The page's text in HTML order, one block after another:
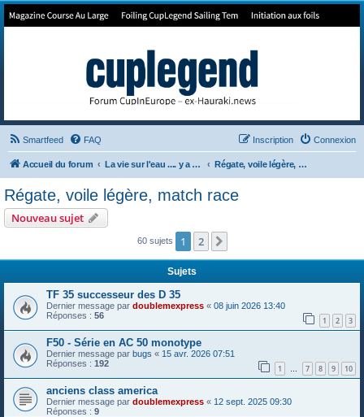
Forum de Cup In Europe
Smartfeed FAQ Connexion
Inscription
Accueil du forum La vie sur l'eau .... y a pas qu'la Cup Régate, voile légère, match race
Régate, voile légère, match race
Nouveau sujet
60 sujets 1 2
Sujets
TF 35 successeur des D 35
Dernier message par doublemexpress « 08 juin 2026 13:40
Réponses : 56 1 2 3
F50 - Série en AC 50 monotype
Dernier message par bugs « 15 avr. 2026 07:51
Réponses : 192 1 … 7 8 9 10
anciens class america
Dernier message par doublemexpress « 12 sept. 2025 09:30
Réponses : 9